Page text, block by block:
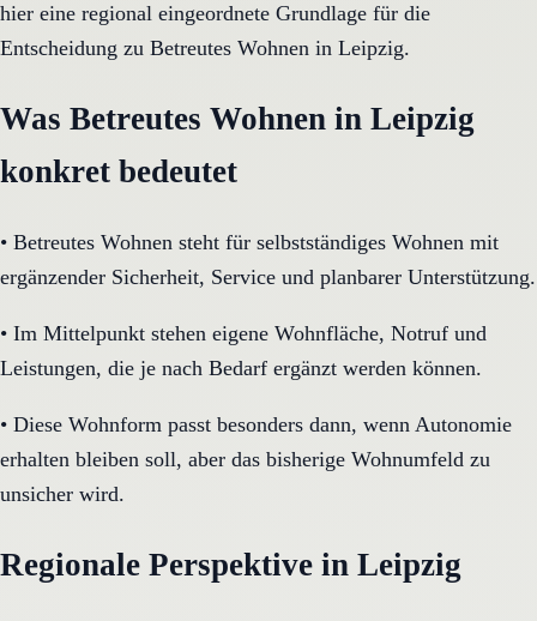
hier eine regional eingeordnete Grundlage für die
Entscheidung zu Betreutes Wohnen in Leipzig.
Was Betreutes Wohnen in Leipzig
konkret bedeutet
• Betreutes Wohnen steht für selbstständiges Wohnen mit
ergänzender Sicherheit, Service und planbarer Unterstützung.
• Im Mittelpunkt stehen eigene Wohnfläche, Notruf und
Leistungen, die je nach Bedarf ergänzt werden können.
• Diese Wohnform passt besonders dann, wenn Autonomie
erhalten bleiben soll, aber das bisherige Wohnumfeld zu
unsicher wird.
Regionale Perspektive in Leipzig